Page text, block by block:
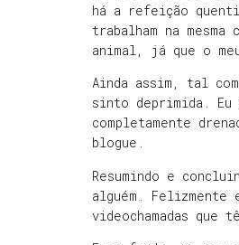
há a refeição
trabalham na
animal, já que o
Ainda assim, tal
sinto deprimida.
completamente
blogue.
Resumindo e
alguém. Felizmente
videochamadas que